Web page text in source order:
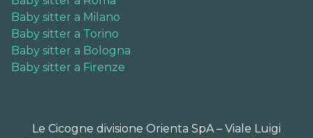
Baby sitter a Milano
Baby sitter a Torino
Baby sitter a Bologna
Baby sitter a Firenze
Le Cicogne divisione Orienta SpA – Viale Luigi